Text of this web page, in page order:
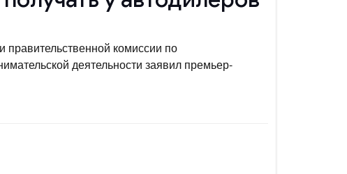
комиссии по
деятельности заявил премьер-